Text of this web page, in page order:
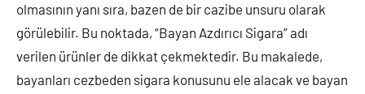
olmasının yanı sıra, bazen de bir cazibe unsuru olarak
görülebilir. Bu noktada, “Bayan Azdırıcı Sigara” adı
verilen ürünler de dikkat çekmektedir. Bu makalede,
bayanları cezbeden sigara konusunu ele alacak ve bayan